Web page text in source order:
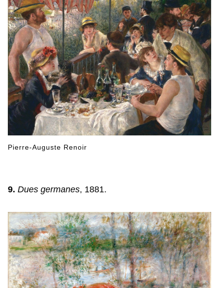
Pierre-Auguste Renoir
9. Dues germanes, 1881.